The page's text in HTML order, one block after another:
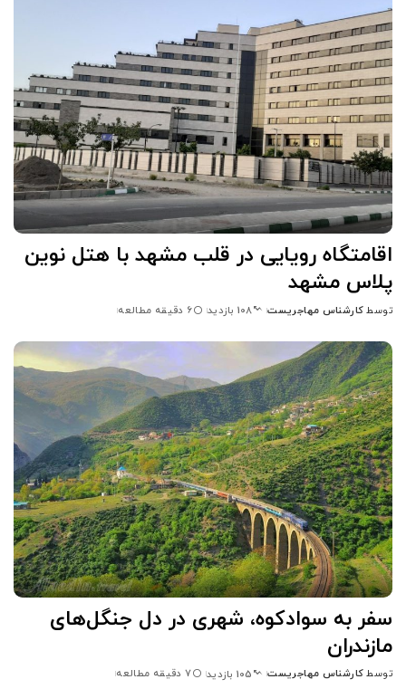
اقامتگاه رویایی در قلب مشهد با هتل نوین
پلاس مشهد
ارسال
توسط
توسط کارشناس مهاجریست 108 بازدید 6 دقیقه مطالعه
سفر به سوادکوه، شهری در دل جنگل‌های
مازندران
ارسال
توسط کارشناس مهاجریست 105 بازدید 7 دقیقه مطالعه